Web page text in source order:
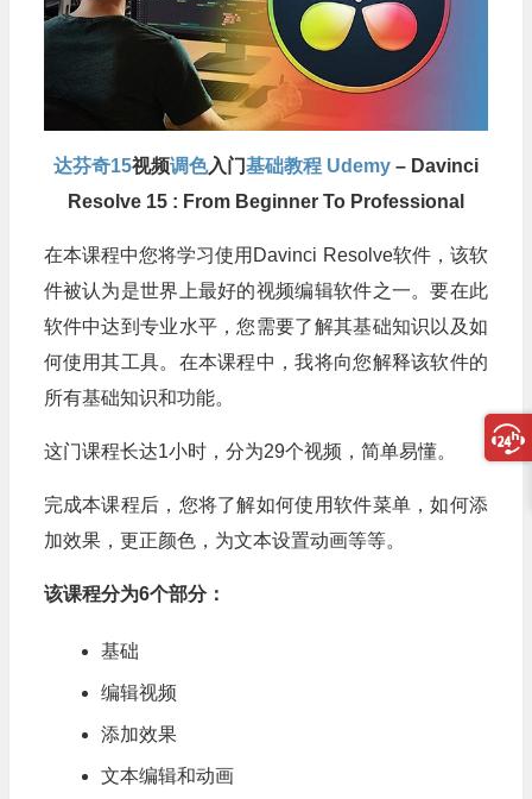
达芬奇15视频调色入门基础教程 Udemy– Davinci
Resolve 15 : From Beginner To Professional
在本课程中您将学习使用Davinci Resolve软件，该软
件被认为是世界上最好的视频编辑软件之一。要在此
软件中达到专业水平，您需要了解其基础知识以及如
何使用其工具。在本课程中，我将向您解释该软件的
所有基础知识和功能。
这门课程长达1小时，分为29个视频，简单易懂。
完成本课程后，您将了解如何使用软件菜单，如何添
加效果，更正颜色，为文本设置动画等等。
该课程分为6个部分：
基础
编辑视频
添加效果
文本编辑和动画